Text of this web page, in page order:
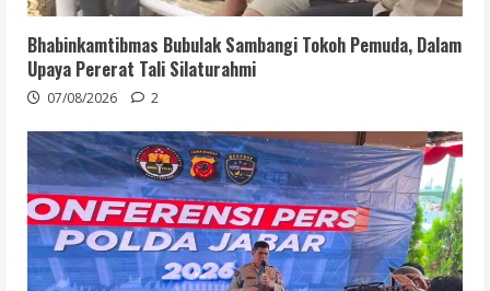
Bhabinkamtibmas Bubulak Sambangi Tokoh Pemuda, Dalam
Upaya Pererat Tali Silaturahmi
07/08/2026 2